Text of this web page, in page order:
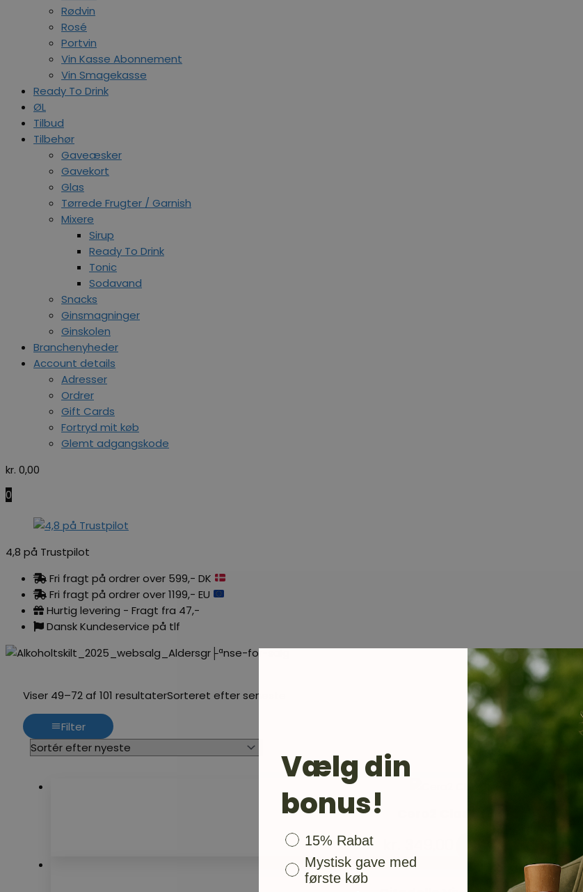
Rødvin
Rosé
Portvin
Vin Kasse Abonnement
Vin Smagekasse
Ready To Drink
ØL
Tilbud
Tilbehør
Gaveæsker
Gavekort
Glas
Tørrede Frugter / Garnish
Mixere
Sirup
Ready To Drink
Tonic
Sodavand
Snacks
Ginsmagninger
Ginskolen
Branchenyheder
Account details
Adresser
Ordrer
Gift Cards
Fortryd mit køb
Glemt adgangskode
kr. 0,00
0
4,8 på Trustpilot
Fri fragt på ordrer over 599,- DK
Fri fragt på ordrer over 1199,- EU
Hurtig levering - Fragt fra 47,-
Dansk Kundeservice på tlf
Viser 49–72 af 101 resultaterSorteret efter seneste
Filter
Vælg din
bonus!
Bonusgave
15% Rabat
Mystisk gave med
første køb